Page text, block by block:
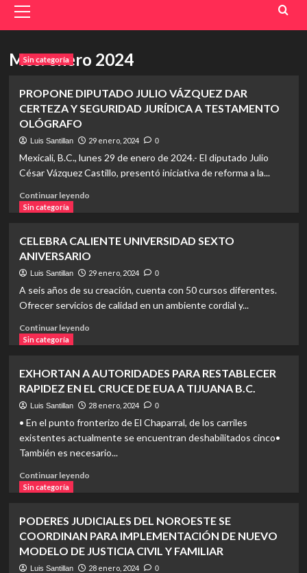
Menu
Mes:enero 2024
Sin categoría
PROPONE DIPUTADO JULIO VÁZQUEZ DAR
CERTEZA Y SEGURIDAD JURÍDICA A TESTAMENTO
OLÓGRAFO
Luis Santillan 29 enero, 2024 0
Mexicali, B.C., lunes 29 de enero de 2024.- El diputado Julio
César Vázquez Castillo, presentó iniciativa de reforma a la...
Continuar leyendoRead
DIPUTADO
JULIO
VÁZQUEZ
Y
OLÓGRAFO
Sin categoría
CELEBRA CALIENTE UNIVERSIDAD SEXTO
ANIVERSARIO
Luis Santillan 29 enero, 2024 0
A seis años de su creación, cuenta con 50 cursos diferentes.
Ofrecer servicios de calidad en un ambiente cordial y...
Continuar leyendoRead
CALIENTE
UNIVERSIDAD
SEXTO
ANIVERSARIO
Sin categoría
EXHORTAN A AUTORIDADES PARA RESTABLECER
RAPIDEZ EN EL CRUCE DE EUA A TIJUANA B.C.
Luis Santillan 28 enero, 2024 0
• En el punto fronterizo de El Chaparral, de los carriles
existentes actualmente se encuentran deshabilitados cinco•
También es necesario...
Continuar leyendoRead
A
AUTORIDADES
PARA
RESTABLECER
Sin categoría
PODERES JUDICIALES DEL NOROESTE SE
COORDINAN PARA IMPLEMENTACIÓN DE NUEVO
MODELO DE JUSTICIA CIVIL Y FAMILIAR
Luis Santillan 28 enero, 2024 0